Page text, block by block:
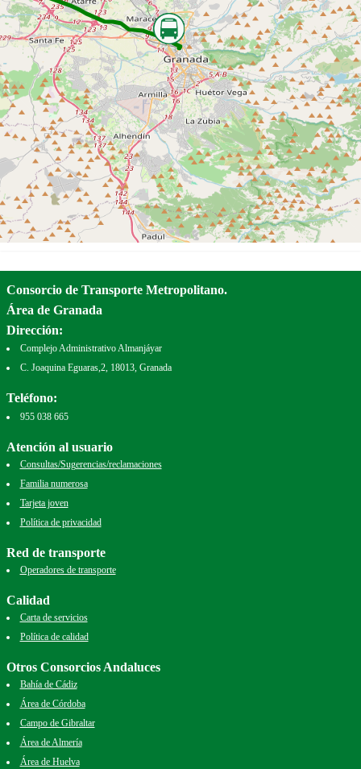
Consorcio de Transporte Metropolitano.
Área de Granada
Dirección:
Complejo Administrativo Almanjáyar
C. Joaquina Eguaras,2, 18013, Granada
Teléfono:
955 038 665
Atención al usuario
Consultas/Sugerencias/reclamaciones
Familia numerosa
Tarjeta joven
Política de privacidad
Red de transporte
Operadores de transporte
Calidad
Carta de servicios
Política de calidad
Otros Consorcios Andaluces
Bahía de Cádiz
Área de Córdoba
Campo de Gibraltar
Área de Almería
Área de Huelva